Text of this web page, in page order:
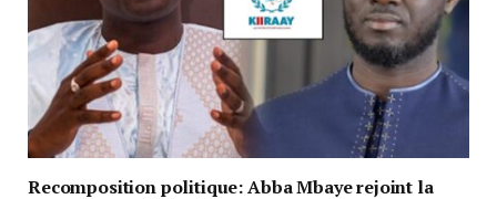
Recomposition politique: Abba Mbaye rejoint la